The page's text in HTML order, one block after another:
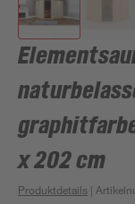
x 202 cm
Produktdetails |